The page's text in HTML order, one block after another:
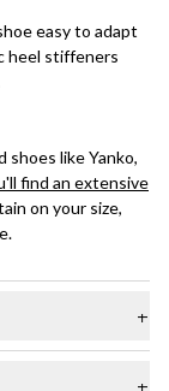
easy to adapt
heel stiffeners
shoes like Yanko,
find an extensive
on your size,